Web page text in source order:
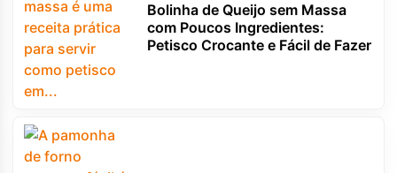
Bolinha de Queijo sem Massa
com Poucos Ingredientes:
Petisco Crocante e Fácil de Fazer